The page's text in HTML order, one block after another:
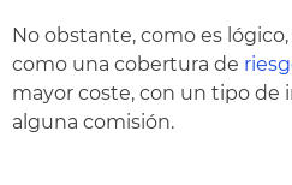
No obstante, como es
como una cobertura de
mayor coste, con un tipo de
alguna comisión.